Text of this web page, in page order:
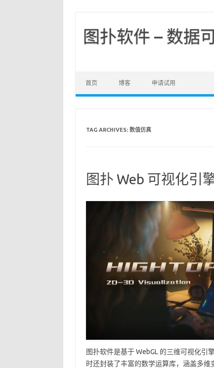
图扑软件 – 数据
首页 博客 申请试用
TAG ARCHIVES: 数值仿真
图扑 Web 可视化引
图扑软件是基于 WebGL 的三维可视化引
时还封装了丰富的数学运算库，涵盖多